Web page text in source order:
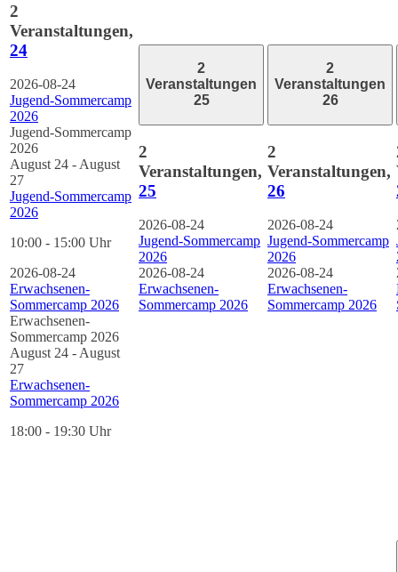
2
Veranstaltungen,
24
2026-08-24
Jugend-Sommercamp
2026
Jugend-Sommercamp
2026
August 24 -August
27
Jugend-Sommercamp
2026
10:00 - 15:00 Uhr
2026-08-24
Erwachsenen-
Sommercamp 2026
Erwachsenen-
Sommercamp 2026
August 24 -August
27
Erwachsenen-
Sommercamp 2026
18:00 - 19:30 Uhr
2
Veranstaltungen
25
2
Veranstaltungen,
25
2026-08-24
Jugend-Sommercamp
2026
2026-08-24
Erwachsenen-
Sommercamp 2026
2
Veranstaltungen
26
2
Veranstaltungen,
26
2026-08-24
Jugend-Sommercamp
2026
2026-08-24
Erwachsenen-
Sommercamp 2026